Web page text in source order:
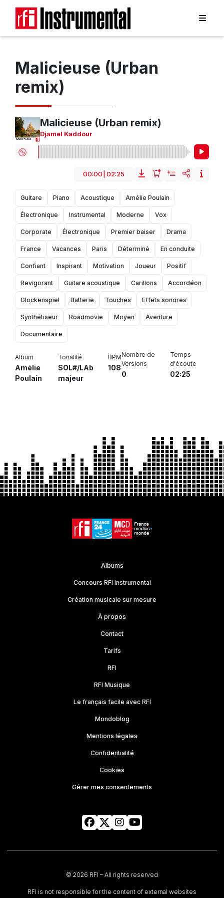
Malicieuse (Urban
remix)
Malicieuse (Urban remix)
Djamel Kaddour
00:00 02:25
Guitare Piano Acoustique Amélie Poulain
Électronique Instrumental Moderne Vox
Corporate Électronique Premier baiser Drama
France Vacances Paris Déterminé En conduite
Confiant Inspirant Motivation Joueur Positif
Revigorant Guitare acoustique Carillons Accordéon
Glockenspiel Batterie Touches Effets sonores
Synthétiseur Roadmovie Moyen Aventure
Documentaire
Album
Amélie
Poulain
Tonalité
SOL#/LAb
majeur
BPM
108
Nombre de
Versions
0
Temps
d'écoute
02:25
Albums
Concours RFI Instrumental
Création musicale sur mesure
À propos
Contact
Tarifs
RFI
RFI Musique
Le français facile avec RFI
Mondoblog
Mentions légales
Confidentialité
Cookies
Gérer mes consentements
© 2026 RFI – All rights reserved
RFI is not responsible for the content of external websites